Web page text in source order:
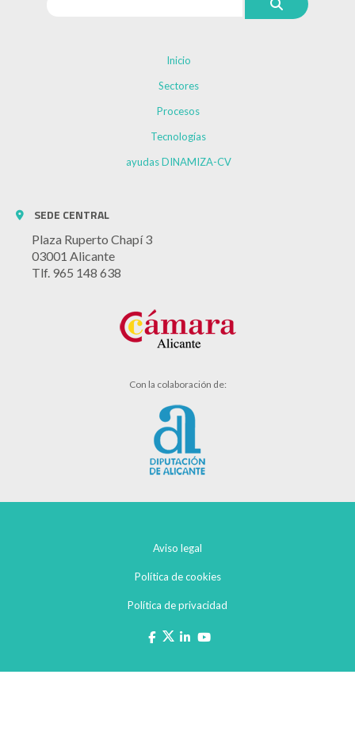
Inicio
Sectores
Procesos
Tecnologías
ayudas DINAMIZA-CV
SEDE CENTRAL
Plaza Ruperto Chapí 3
03001 Alicante
Tlf. 965 148 638
Con la colaboración de:
Aviso legal
Política de cookies
Política de privacidad